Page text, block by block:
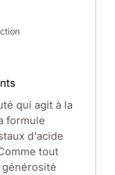
qui agit à la
formule
d'acide
tout